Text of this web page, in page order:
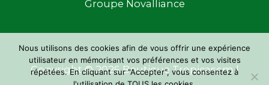
Groupe Novalliance
Copyright © 2026 Boutique Tropicasem |
Nous utilisons des cookies afin de vous offrir une expérience
utilisateur en mémorisant vos préférences et vos visites
répétées. En cliquant sur "Accepter", vous consentez à